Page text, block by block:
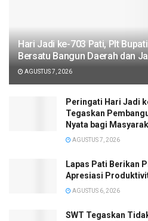
Hari Jadi ke-703 Pati, Plt
Bersatu Bangun Daerah dan
AGUSTUS 7, 2026
Peringati Hari Jadi
Tegaskan
Nyata bagi
AGUSTUS 7, 2026
Lapas Pati Berikan
Apresiasi
AGUSTUS 6, 2026
SWT Tegaskan